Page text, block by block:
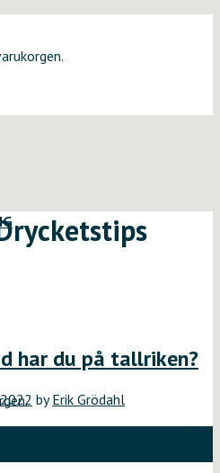
har du på tallriken?
byErik Grödahl